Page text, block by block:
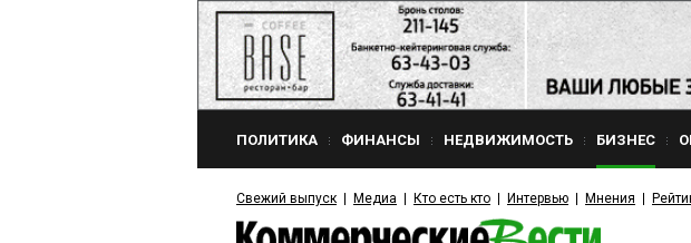
ПОЛИТИКА ФИНАНСЫ НЕДВИЖИМОСТЬ БИЗНЕС
Свежий выпуск Медиа Кто есть кто Интервью Мнения